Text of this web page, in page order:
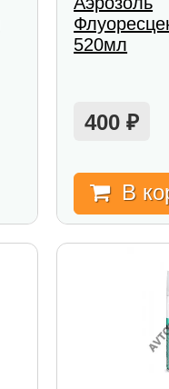
520мл
400₽
В